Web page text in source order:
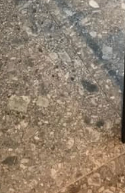
1.150.000₫